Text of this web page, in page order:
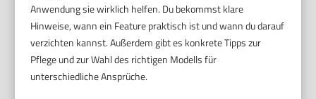
Anwendung sie wirklich helfen. Du bekommst klare
Hinweise, wann ein Feature praktisch ist und wann du darauf
verzichten kannst. Außerdem gibt es konkrete Tipps zur
Pflege und zur Wahl des richtigen Modells für
unterschiedliche Ansprüche.